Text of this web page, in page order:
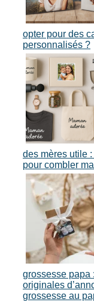
opter pour des
personnalisés ?
des mères utile
pour combler
grossesse papa
originales
grossesse au